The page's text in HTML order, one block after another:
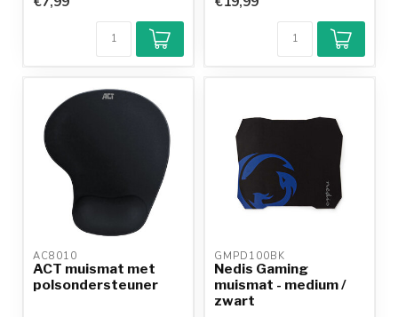
AC8010
ACT muismat met
polsondersteuner
GMPD100BK
Nedis Gaming
muismat - medium /
zwart